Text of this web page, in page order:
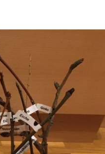
18AH
19BH
20AF
20AH
20BH
Habitus